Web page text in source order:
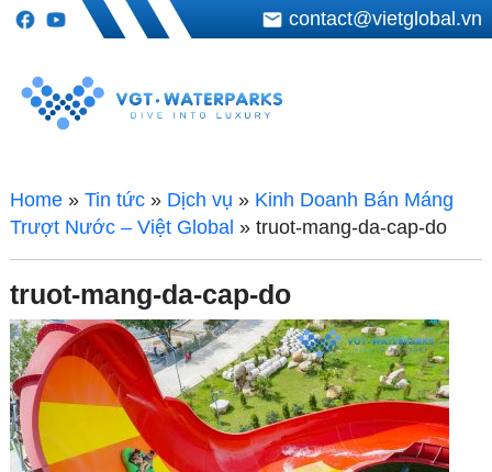
contact@vietglobal.vn
Home» Tin tức» Dịch vụ » Kinh Doanh Bán Máng
Trượt Nước – Việt Global » truot-mang-da-cap-do
truot-mang-da-cap-do